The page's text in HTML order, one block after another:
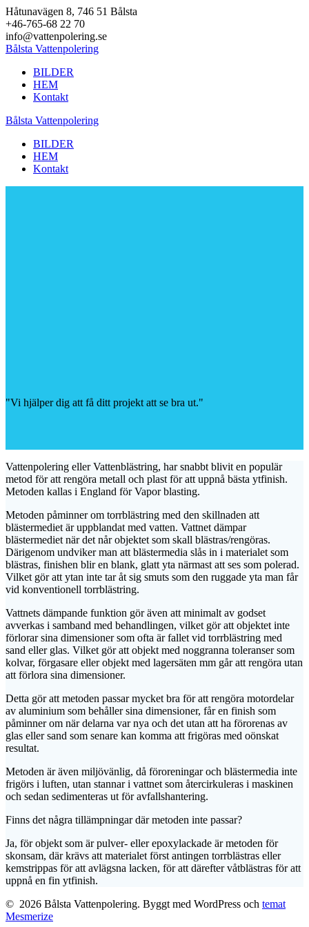
Hoppa
till
innehåll
Håtunavägen 8, 746 51 Bålsta
+46-765-68 22 70
info@vattenpolering.se
Bålsta Vattenpolering
BILDER
HEM
Kontakt
Bålsta Vattenpolering
BILDER
HEM
Kontakt
"Vi hjälper dig att få ditt projekt att se bra ut."
Vattenpolering eller Vattenblästring, har snabbt blivit en populär
metod för att rengöra metall och plast för att uppnå bästa ytfinish.
Metoden kallas i England för Vapor blasting.
Metoden påminner om torrblästring med den skillnaden att
blästermediet är uppblandat med vatten. Vattnet dämpar
blästermediet när det når objektet som skall blästras/rengöras.
Därigenom undviker man att blästermedia slås in i materialet som
blästras, finishen blir en blank, glatt yta närmast att ses som polerad.
Vilket gör att ytan inte tar åt sig smuts som den ruggade yta man får
vid konventionell torrblästring.
Vattnets dämpande funktion gör även att minimalt av godset
avverkas i samband med behandlingen, vilket gör att objektet inte
förlorar sina dimensioner som ofta är fallet vid torrblästring med
sand eller glas. Vilket gör att objekt med noggranna toleranser som
kolvar, förgasare eller objekt med lagersäten mm går att rengöra utan
att förlora sina dimensioner.
Detta gör att metoden passar mycket bra för att rengöra motordelar
av aluminium som behåller sina dimensioner, får en finish som
påminner om när delarna var nya och det utan att ha förorenas av
glas eller sand som senare kan komma att frigöras med oönskat
resultat.
Metoden är även miljövänlig, då föroreningar och blästermedia inte
frigörs i luften, utan stannar i vattnet som återcirkuleras i maskinen
och sedan sedimenteras ut för avfallshantering.
Finns det några tillämpningar där metoden inte passar?
Ja, för objekt som är pulver- eller epoxylackade är metoden för
skonsam, där krävs att materialet först antingen torrblästras eller
kemstrippas för att avlägsna lacken, för att därefter våtblästras för att
uppnå en fin ytfinish.
© 2026 Bålsta Vattenpolering. Byggt med WordPress och temat
Mesmerize